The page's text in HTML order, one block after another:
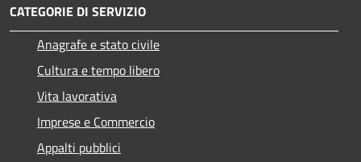
CATEGORIE DI SERVIZIO
Anagrafe e stato civile
Cultura e tempo libero
Vita lavorativa
Imprese e Commercio
Appalti pubblici